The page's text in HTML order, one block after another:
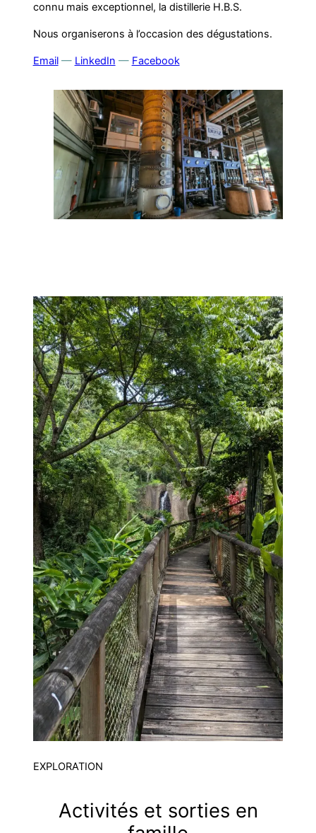
connu mais exceptionnel, la distillerie H.B.S.
Nous organiserons à l’occasion des dégustations.
Email— LinkedIn — Facebook
EXPLORATION
Activités et sorties en